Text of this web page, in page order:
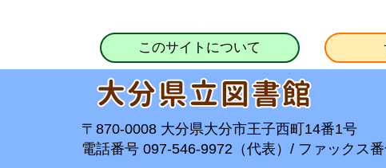
このサイトについて
〒870-0008 大分県大分市王子西町14番1号
電話番号 097-546-9972（代表）/ ファックス